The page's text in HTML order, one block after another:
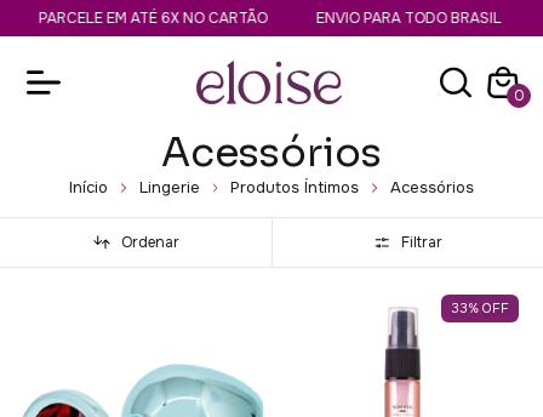
PARCELE EM ATÉ 6X NO CARTÃO ENVIO PARA TODO BRASIL
0
Acessórios
Início Lingerie Produtos Íntimos Acessórios
Ordenar Filtrar
33% OFF